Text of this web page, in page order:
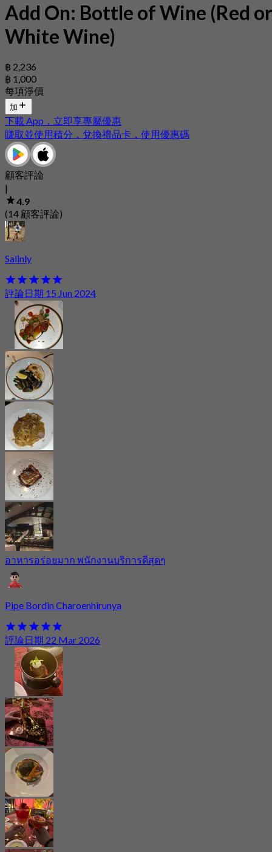
Add On: Bottle of Wine (Red or
White Wine)
฿ 2,236
฿ 1,000
每項淨價
加
下載 App，立即享專屬優惠
賺取並使用積分，兌換禮品卡，使用優惠碼
顧客評論
|
4.9
(14 顧客評論)
Salinly
評論日期 15 Jun 2024
อาหารอร่อยมาก พนักงานบริการดีสุดๆ
Pipe Bordin Charoenhirunya
評論日期 22 Mar 2026